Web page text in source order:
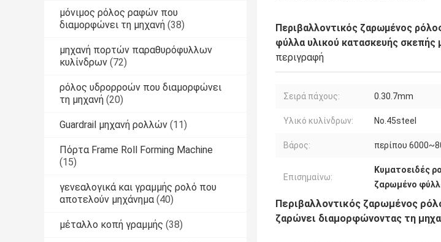
μόνιμος ρόλος ραφών που
διαμορφώνει τη μηχανή (38)
μηχανή πορτών παραθυρόφυλλων
κυλίνδρων (72)
ρόλος υδρορροών που διαμορφώνει
τη μηχανή (20)
Guardrail μηχανή ρολλών (11)
Πόρτα Frame Roll Forming Machine
(15)
γενεαλογικά και γραμμής ρολό που
αποτελούν μηχάνημα (40)
μέταλλο κοπή γραμμής (38)
Περιβαλλοντικός ζαρωμένος
φύλλα υλικού κατασκευής σκεπής
περιγραφή
Σειρά πάχους: 0.30.7mm
Υλικό κυλίνδρων: No.45steel
Βάρος: περίπου
Επισημαίνω:
Κυματοειδές
ζαρωμένο
Περιβαλλοντικός ζαρωμένος
ζαρώνει διαμορφώνοντας τη